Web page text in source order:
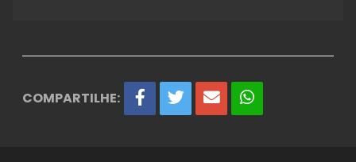
COMPARTILHE: